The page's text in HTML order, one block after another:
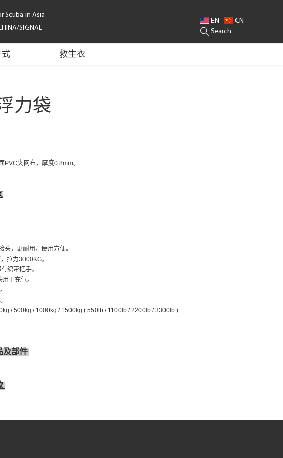
Scuba in Asia
SIGNAL TUBE/SURFACE MAKER/SNORKEL VEST/LIFT BAG/BCD OEM/BC SUPPLIER/BC
EN
CN
Search
式 救生衣
力袋
PVC夹网布，厚度0.8mm。
头，更耐用，使用方便。
拉力3000KG。
织带把手。
于充气。
/ 500kg / 1000kg / 1500kg ( 550lb / 1100lb / 2200lb / 3300lb )
及部件